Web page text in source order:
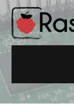
Hopp
til
navigasjon
Hopp
til
innhold
Raspberry Pi